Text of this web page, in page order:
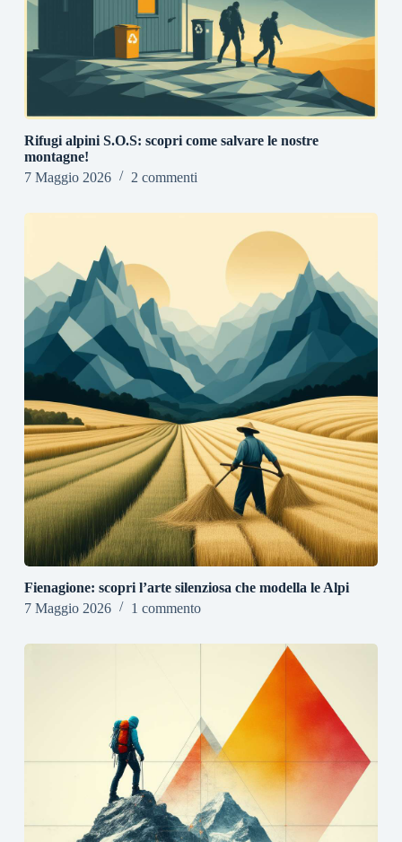
Rifugi alpini S.O.S: scopri come salvare le nostre
montagne!
7 Maggio 2026
2 commenti
Fienagione: scopri l’arte silenziosa che modella le Alpi
7 Maggio 2026
1 commento